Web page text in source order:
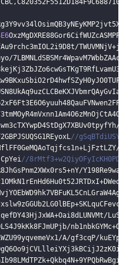
okT/
//
L/
//
A/gf3cqP/